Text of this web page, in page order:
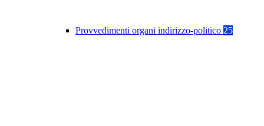
Provvedimenti organi indirizzo-politico 25